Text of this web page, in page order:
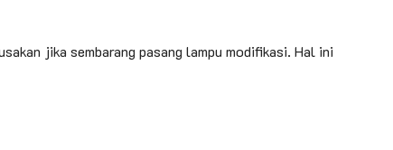
jika sembarang pasang lampu modifikasi. Hal ini